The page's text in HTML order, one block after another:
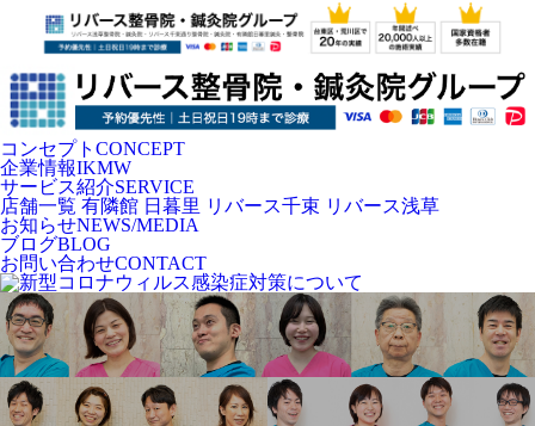
コンセプト CONCEPT
企業情報IKMW
サービス紹介SERVICE
店舗一覧 有隣館 日暮里 リバース千束 リバース浅草
お知らせNEWS/MEDIA
ブログBLOG
お問い合わせCONTACT